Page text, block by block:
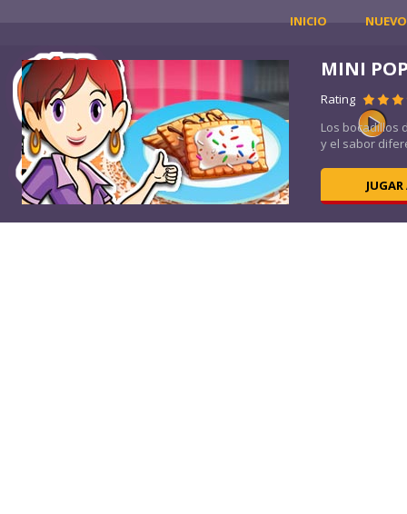
INICIO
MINI
Rating
Los bocadillos
y el sabor